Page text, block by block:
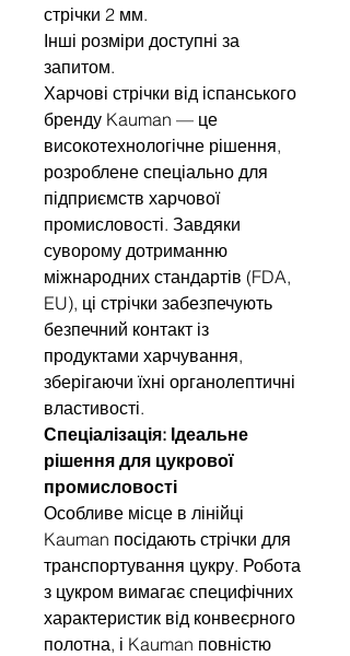
стрічки 2 мм.
Інші розміри доступні за
запитом.
Харчові стрічки від іспанського
бренду Kauman — це
високотехнологічне рішення,
розроблене спеціально для
підприємств харчової
промисловості. Завдяки
суворому дотриманню
міжнародних стандартів (FDA,
EU), ці стрічки забезпечують
безпечний контакт із
продуктами харчування,
зберігаючи їхні органолептичні
властивості.
Спеціалізація: Ідеальне
рішення для цукрової
промисловості
Особливе місце в лінійці
Kauman посідають стрічки для
транспортування цукру. Робота
з цукром вимагає специфічних
характеристик від конвеєрного
полотна, і Kauman повністю